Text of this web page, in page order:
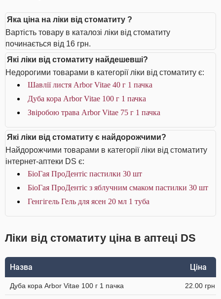
Яка ціна на ліки від стоматиту ?
Вартість товару в каталозі ліки від стоматиту
починається від 16 грн.
Які ліки від стоматиту найдешевші?
Недорогими товарами в категорії ліки від стоматиту є:
Шавлії листя Arbor Vitae 40 г 1 пачка
Дуба кора Arbor Vitae 100 г 1 пачка
Звіробою трава Arbor Vitae 75 г 1 пачка
Які ліки від стоматиту є найдорожчими?
Найдорожчими товарами в категорії ліки від стоматиту
інтернет-аптеки DS є:
БіоГая ПроДентіс пастилки 30 шт
БіоГая ПроДентіс з яблучним смаком пастилки 30 шт
Генгігель Гель для ясен 20 мл 1 туба
Ліки від стоматиту ціна в аптеці DS
Назва Ціна
Дуба кора Arbor Vitae 100 г 1 пачка 22.00 грн